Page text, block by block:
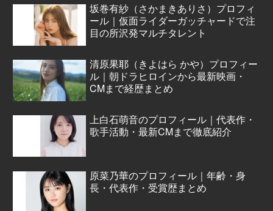
坂巻有紗（さかまきありさ）プロフィ
ール｜仮面ライダーガッチャードで注
目の所沢発マルチタレント
清原果耶（きよはら かや）プロフィー
ル｜朝ドラヒロインから最新映画・
CMまで経歴まとめ
上白石萌音のプロフィール｜代表作・
歌手活動・最新CMまで徹底紹介
原菜乃華のプロフィール｜年齢・身
長・代表作・受賞歴まとめ